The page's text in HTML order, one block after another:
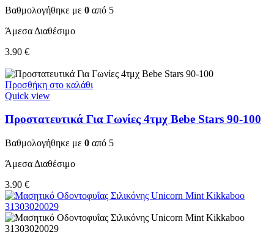
Βαθμολογήθηκε με 0 από 5
Άμεσα Διαθέσιμο
3.90 €
Προσθήκη στο καλάθι
Quick view
Προστατευτικά Για Γωνίες 4τμχ Bebe Stars 90-100
Βαθμολογήθηκε με 0 από 5
Άμεσα Διαθέσιμο
3.90 €